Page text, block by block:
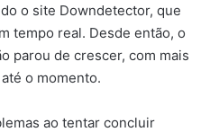
o site Downdetector, que
tempo real. Desde então, o
parou de crescer, com mais
o momento.
ao tentar concluir